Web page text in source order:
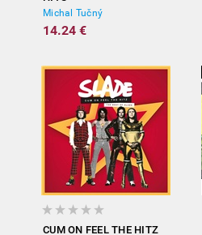
Michal Tučný
14.24 €
CUM ON FEEL THE HITZ